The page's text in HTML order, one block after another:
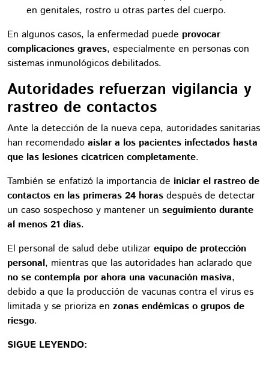
en genitales, rostro u otras partes del cuerpo.
En algunos casos, la enfermedad puede provocar
complicaciones graves, especialmente en personas con
sistemas inmunológicos debilitados.
Autoridades refuerzan vigilancia y
rastreo de contactos
Ante la detección de la nueva cepa, autoridades sanitarias
han recomendado aislar a los pacientes infectados hasta
que las lesiones cicatricen completamente.
También se enfatizó la importancia de iniciar el rastreo de
contactos en las primeras 24 horas después de detectar
un caso sospechoso y mantener un seguimiento durante
al menos 21 días.
El personal de salud debe utilizar equipo de protección
personal, mientras que las autoridades han aclarado que
no se contempla por ahora una vacunación masiva,
debido a que la producción de vacunas contra el virus es
limitada y se prioriza en zonas endémicas o grupos de
riesgo.
SIGUE LEYENDO: